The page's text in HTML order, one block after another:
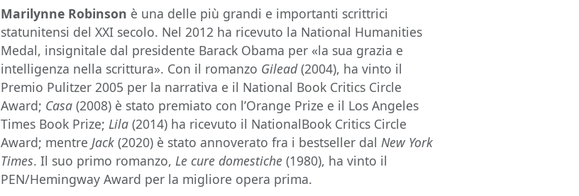
Marilynne Robinson è una delle più grandi e importanti scrittrici
statunitensi del XXI secolo. Nel 2012 ha ricevuto la National Humanities
Medal, insignitale dal presidente Barack Obama per «la sua grazia e
intelligenza nella scrittura». Con il romanzo Gilead(2004), ha vinto il
Premio Pulitzer 2005 per la narrativa e il National Book Critics Circle
Award; Casa (2008) è stato premiato con l’Orange Prize e il Los Angeles
Times Book Prize;Lila (2014) ha ricevuto il NationalBook Critics Circle
Award; mentreJack (2020) è stato annoverato fra i bestseller dalNew York
Times. Il suo primo romanzo,Le cure domestiche (1980), ha vinto il
PEN/Hemingway Award per la migliore opera prima.